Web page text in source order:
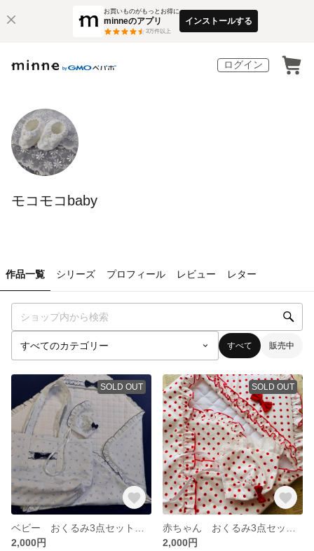
お買いものがもっとお得に
minneのアプリ
3万件以上
インストールする
ログイン
モコモコbaby
作品一覧 シリーズ プロフィール レビュー レター
すべて 販売中
SOLD OUT
2,000円
SOLD OUT
2,000円